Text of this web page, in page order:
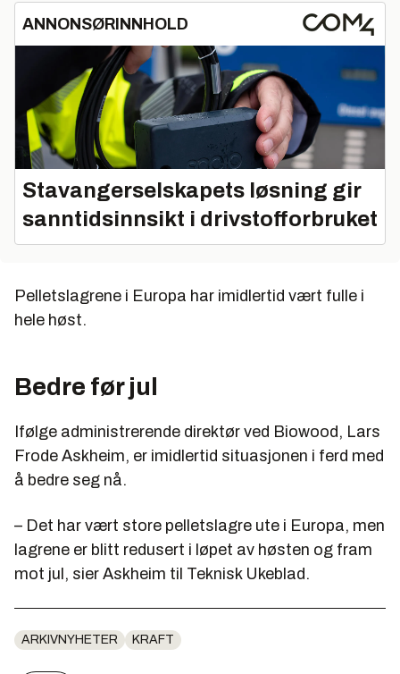
ANNONSØRINNHOLD
Stavangerselskapets løsning gir
sanntidsinnsikt i drivstofforbruket
Pelletslagrene i Europa har imidlertid vært fulle i
hele høst.
Bedre før jul
Ifølge administrerende direktør ved Biowood, Lars
Frode Askheim, er imidlertid situasjonen i ferd med
å bedre seg nå.
– Det har vært store pelletslagre ute i Europa, men
lagrene er blitt redusert i løpet av høsten og fram
mot jul, sier Askheim til Teknisk Ukeblad.
ARKIVNYHETER KRAFT